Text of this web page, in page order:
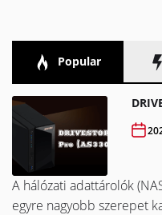
Popular
A hálózati adattárolók
egyre nagyobb szerepet